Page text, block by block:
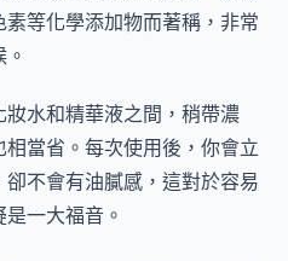
等化學添加物而著稱，非常
水和精華液之間，稍帶濃
當省。每次使用後，你會立
不會有油膩感，這對於容易
一大福音。